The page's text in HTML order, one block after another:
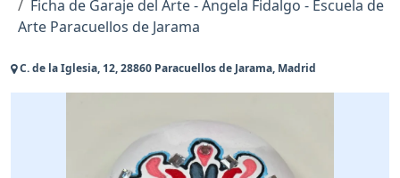
Ficha de Garaje del Arte - Ángela Fidalgo - Escuela de
Arte Paracuellos de Jarama
C. de la Iglesia, 12, 28860 Paracuellos de Jarama, Madrid